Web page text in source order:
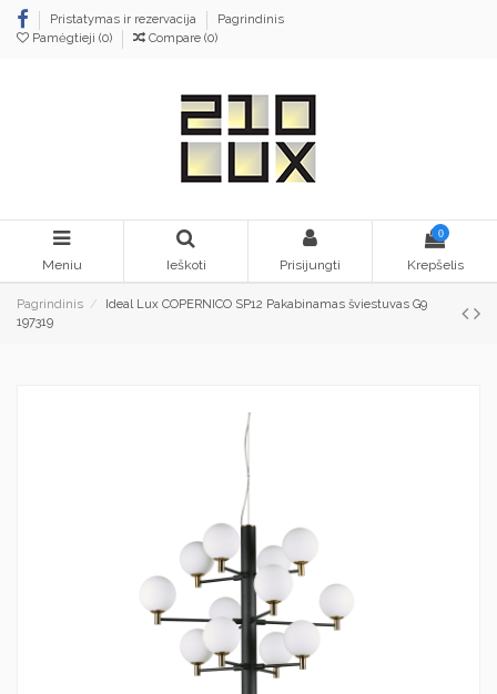
Pristatymas ir rezervacija
Pagrindinis
Pamėgtieji (0) Compare (0)
Meniu Ieškoti Prisijungti
0
Krepšelis
Pagrindinis
Ideal Lux COPERNICO SP12 Pakabinamas šviestuvas G9
197319